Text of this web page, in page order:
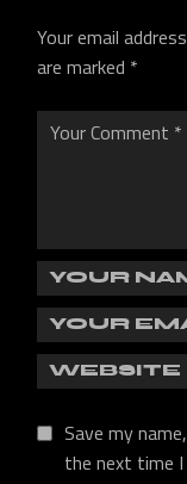
Your email
are marked *
Save my
the next time